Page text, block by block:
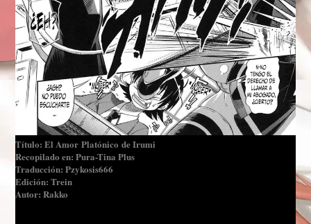
Título: El Amor Platónico de Irumi
Recopilado en: Pura-Tina Plus
Traducción: Pzykosis666
Edición: Trein
Autor: Rakko